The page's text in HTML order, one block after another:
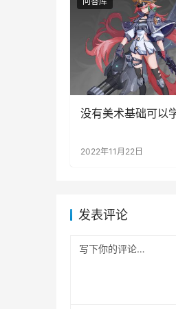
没有美术基础可以
2022年11月22日
发表评论